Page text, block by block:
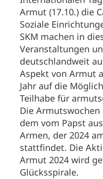
Armut (17.10.) die
Soziale
SKM machen in
Veranstaltungen
deutschlandweit
Aspekt von Armut
Jahr auf die
Teilhabe für
Die Armutswochen
dem vom Papst
Armen, der 2024
stattfindet. Die
Armut 2024 wird
Glücksspirale.